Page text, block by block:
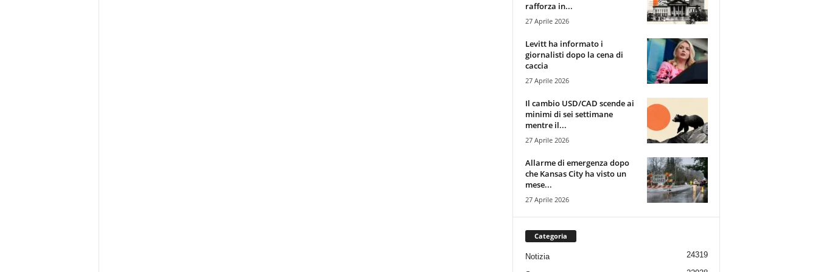
rafforza in...
27 Aprile 2026
Levitt ha informato i
giornalisti dopo la cena di
caccia
27 Aprile 2026
Il cambio USD/CAD scende ai
minimi di sei settimane
mentre il...
27 Aprile 2026
Allarme di emergenza dopo
che Kansas City ha visto un
mese...
27 Aprile 2026
Categoria
Notizia 24319